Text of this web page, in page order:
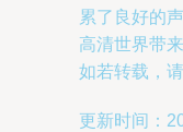
累了良好的
高清世界带
如若转载，
更新时间：